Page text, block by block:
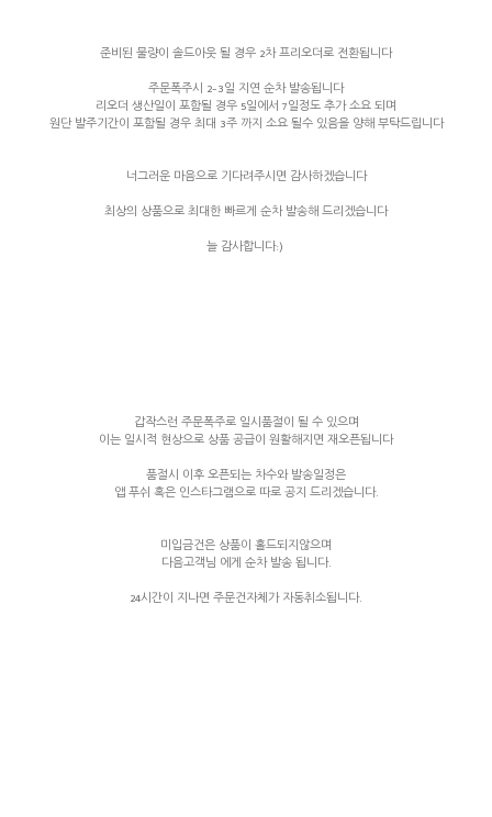
준비된 물량이 솔드아웃 될 경우 2차 프리오더로 전환됩니다
주문폭주시 2-3일 지연 순차 발송됩니다
리오더 생산일이 포함될 경우 5일에서 7일정도 추가 소요 되며
원단 발주기간이 포함될 경우 최대 3주 까지 소요 될수 있음을 양해 부탁드립니다
너그러운 마음으로 기다려주시면 감사하겠습니다
최상의 상품으로 최대한 빠르게 순차 발송해 드리겠습니다
늘 감사합니다:)
갑작스런 주문폭주로 일시품절이 될 수 있으며
이는 일시적 현상으로 상품 공급이 원활해지면 재오픈됩니다
품절시 이후 오픈되는 차수와 발송일정은
앱 푸쉬 혹은 인스타그램으로 따로 공지 드리겠습니다.
미입금건은 상품이 홀드되지않으며
다음고객님 에게 순차 발송 됩니다.
24시간이 지나면 주문건자체가 자동취소됩니다.